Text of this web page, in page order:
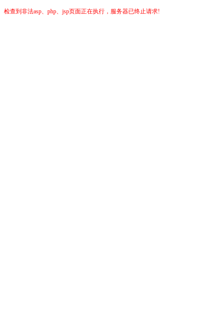
检查到非法asp、php、jsp页面正在执行，服务器已终止请求!